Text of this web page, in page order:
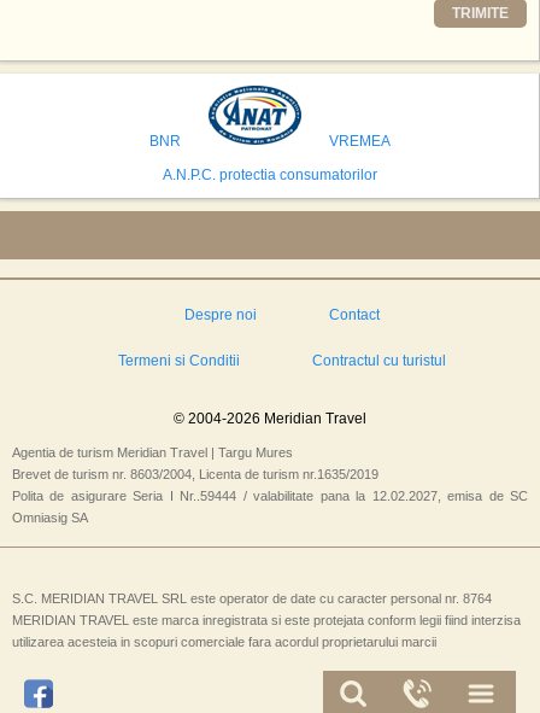
se numara Australia, Brazilia, China, Egipt, India, Polonia, Thailanda,
avea cele mai mari sanse de a castiga licitatia. Totusi, Spania, care se
preconizeaza ca va deveni a doua cea mai vizitata tara din lume in 2025,
isi bazeaza oferta pe infrastructura turistica solida si capacitatea hoteliera."
TRIMITE
BNR
VREMEA
A.N.P.C. protectia consumatorilor
Despre noi Contact
Termeni si Conditii Contractul cu turistul
© 2004-2026 Meridian Travel
Agentia de turism Meridian Travel | Targu Mures
Brevet de turism nr. 8603/2004, Licenta de turism nr.1635/2019
Polita de asigurare Seria I Nr..59444 / valabilitate pana la 12.02.2027, emisa de SC
Omniasig SA
S.C. MERIDIAN TRAVEL SRL este operator de date cu caracter personal nr. 8764
MERIDIAN TRAVEL este marca inregistrata si este protejata conform legii fiind interzisa
utilizarea acesteia in scopuri comerciale fara acordul proprietarului marcii